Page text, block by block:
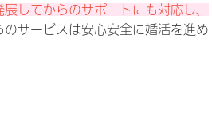
してからのサポートにも対応し、
サービスは安心安全に婚活を進め